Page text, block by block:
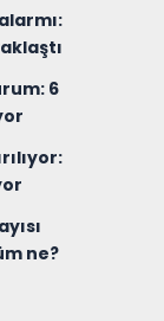
6
ne?